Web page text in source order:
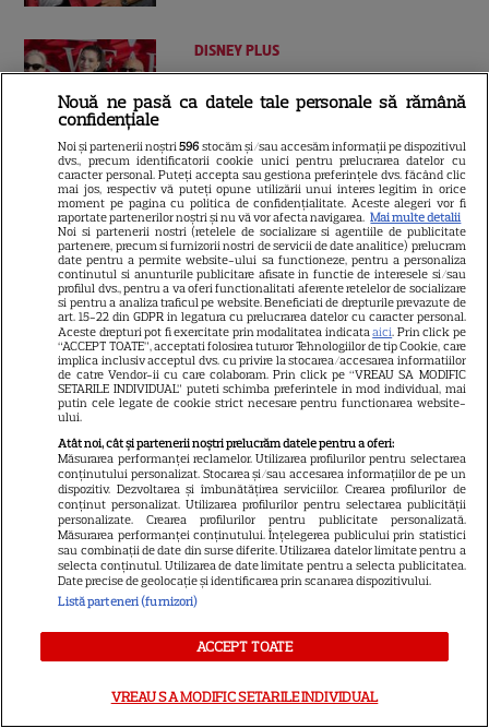
DISNEY PLUS
Prada 2” s-a lansat pe Disney+.
Meryl Streep și Anne
Hathaway revin la revista
Runway
9
VEDETE STRĂINE
Meryl Streep, gest
impresionant pentru Anne
Hathaway și Emily Blunt la
„Diavolul se îmbracă de la
Prada 2”. Ce salarii ar fi primit
actrițele
13
VEDETE STRĂINE
Tom Holland, decizie radicală
pentru noul său film! Ce
promisiune a făcut actorul
după momentele virale în care
a făcut senzație prin dans
SKYSHOWTIME
Scarlett Johansson și Kristin
Nouă ne pasă ca datele tale personale să rămână
confidențiale
Noi și partenerii noștri596 stocăm și/sau accesăm informații pe dispozitivul
dvs., precum identificatorii cookie unici pentru prelucrarea datelor cu
caracter personal. Puteți accepta sau gestiona preferințele dvs. făcând clic
mai jos, respectiv vă puteți opune utilizării unui interes legitim în orice
moment pe pagina cu politica de confidențialitate. Aceste alegeri vor fi
raportate partenerilor noștri și nu vă vor afecta navigarea. Mai multe detalii
Noi si partenerii nostri (retelele de socializare si agentiile de publicitate
partenere, precum si furnizorii nostri de servicii de date analitice) prelucram
date pentru a permite website-ului sa functioneze, pentru a personaliza
continutul si anunturile publicitare afisate in functie de interesele si/sau
profilul dvs., pentru a va oferi functionalitati aferente retelelor de socializare
si pentru a analiza traficul pe website. Beneficiati de drepturile prevazute de
art. 15-22 din GDPR in legatura cu prelucrarea datelor cu caracter personal.
Aceste drepturi pot fi exercitate prin modalitatea indicataaici. Prin click pe
“ACCEPT TOATE”, acceptati folosirea tuturor Tehnologiilor de tip Cookie, care
implica inclusiv acceptul dvs. cu privire la stocarea/accesarea informatiilor
de catre Vendor-ii cu care colaboram. Prin click pe “VREAU SA MODIFIC
SETARILE INDIVIDUAL” puteti schimba preferintele in mod individual, mai
putin cele legate de cookie strict necesare pentru functionarea website-
ului.
Atât noi, cât și partenerii noștri prelucrăm datele pentru a oferi:
Măsurarea performanței reclamelor. Utilizarea profilurilor pentru selectarea
conținutului personalizat. Stocarea și/sau accesarea informațiilor de pe un
dispozitiv. Dezvoltarea și îmbunătățirea serviciilor. Crearea profilurilor de
conținut personalizat. Utilizarea profilurilor pentru selectarea publicității
personalizate. Crearea profilurilor pentru publicitate personalizată.
Măsurarea performanței conținutului. Înțelegerea publicului prin statistici
sau combinații de date din surse diferite. Utilizarea datelor limitate pentru a
selecta conținutul. Utilizarea de date limitate pentru a selecta publicitatea.
Date precise de geolocație și identificarea prin scanarea dispozitivului.
Listă parteneri (furnizori)
ACCEPT TOATE
VREAU SA MODIFIC SETARILE INDIVIDUAL